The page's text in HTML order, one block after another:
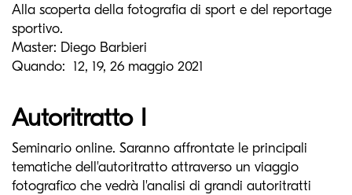
Alla scoperta della fotografia di sport e del reportage
sportivo.
Master: Diego Barbieri
Quando: 12, 19, 26 maggio 2021
Autoritratto I
Seminario online. Saranno affrontate le principali
tematiche dell'autoritratto attraverso un viaggio
fotografico che vedrà l'analisi di grandi autoritratti